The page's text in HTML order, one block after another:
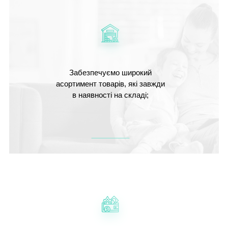
Забезпечуємо широкий
асортимент товарів, які завжди
в наявності на складі;